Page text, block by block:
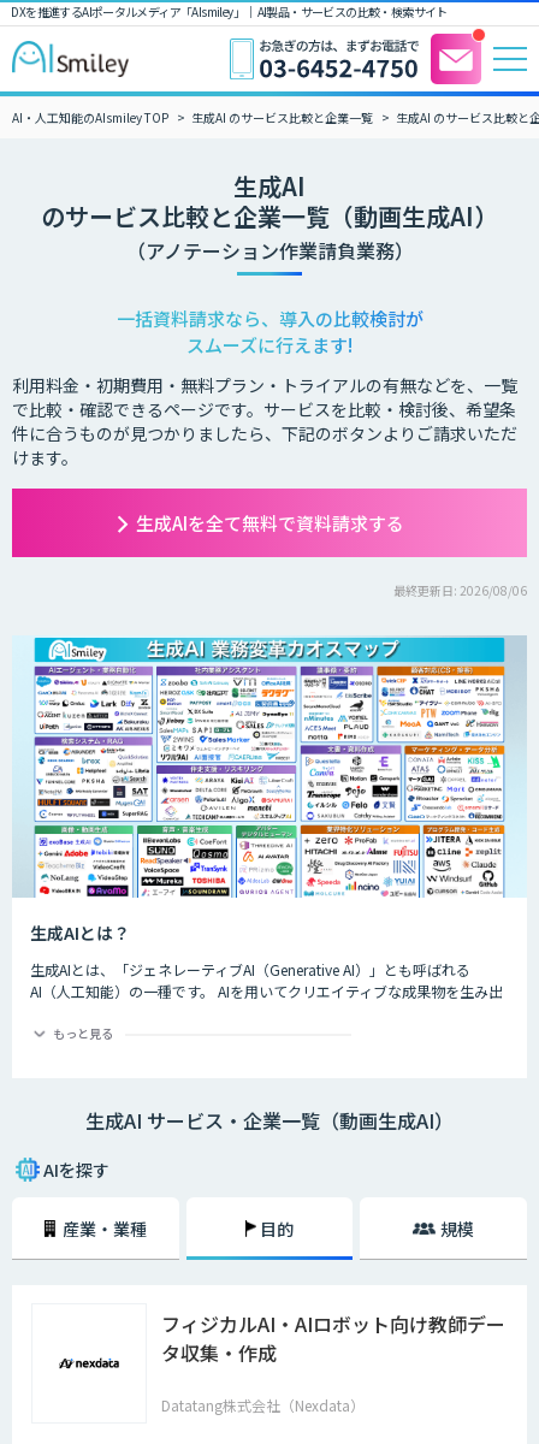
DXを推進するAIポータルメディア「AIsmiley」｜ AI製品・サービスの比較・検索サイト
AI・人工知能のAIsmiley TOP 生成AI のサービス比較と企業一覧 生成AI のサービス比較と
生成AI
のサービス比較と企業一覧（動画生成AI）
（アノテーション作業請負業務）
一括資料請求なら、導入の比較検討が
スムーズに行えます!
利用料金・初期費用・無料プラン・トライアルの有無などを、一覧
で比較・確認できるページです。サービスを比較・検討後、希望条
件に合うものが見つかりましたら、下記のボタンよりご請求いただ
けます。
生成AIを全て無料で資料請求する
最終更新日: 2026/08/06
生成AIとは？
生成AIとは、「ジェネレーティブAI（Generative AI）」とも呼ばれる
AI（人工知能）の一種です。 AIを用いてクリエイティブな成果物を生み出
グラムのコード、文章など多岐にわたります。
もっと見る
生成AI サービス・企業一覧（動画生成AI）
AIを探す
産業・業種 目的 規模
フィジカルAI・AIロボット向け教師デー
タ収集・作成
Datatang株式会社（Nexdata）